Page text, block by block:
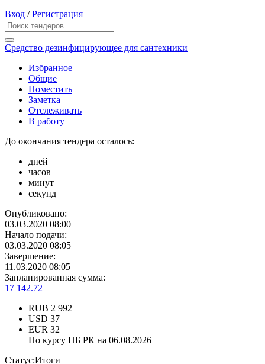
Вход /Регистрация
Средство дезинфицирующее для сантехники
Избранное
Общие
Поместить
Заметка
Отслеживать
В работу
До окончания тендера осталось:
дней
часов
минут
секунд
Опубликовано:
03.03.2020 08:00
Начало подачи:
03.03.2020 08:05
Завершение:
11.03.2020 08:05
Запланированная сумма:
17 142.72
RUB 2 992
USD 37
EUR 32
По курсу НБ РК на 06.08.2026
Статус:Итоги